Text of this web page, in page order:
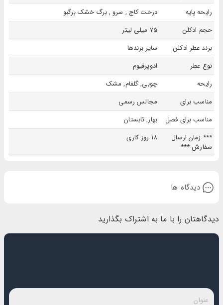
رایحه پایه
درخت کاج , سرو , برگ خشک برگبو
حجم ادکلن
75 میلی لیتر
برند عطر ادکلن
سایر برندها
نوع عطر
ادوپرفیوم
رایحه
چوبی, گلفام, مشک
مناسب برای
مجالس رسمی
مناسب برای فصل
بهار, تابستان
*** زمان ارسال
سفارش ***
18 روز کاری
دیدگاه ها
دیدگاهتان را با ما به اشتراک بگذارید